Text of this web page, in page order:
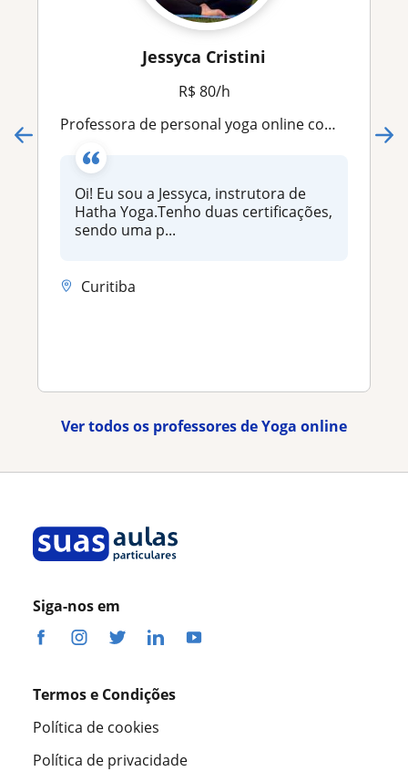
Jessyca Cristini
R$ 80/h
Professora de personal yoga online com 9 anos de experiência
Oi! Eu sou a Jessyca, instrutora de
Hatha Yoga.Tenho duas certificações,
sendo uma p...
Curitiba
Ver todos os professores de Yoga online
Siga-nos em
Termos e Condições
Política de cookies
Política de privacidade